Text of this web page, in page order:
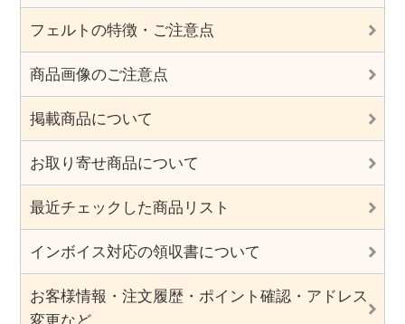
フェルトの特徴・ご注意点
商品画像のご注意点
掲載商品について
お取り寄せ商品について
最近チェックした商品リスト
インボイス対応の領収書について
お客様情報・注文履歴・ポイント確認・アドレス
変更など